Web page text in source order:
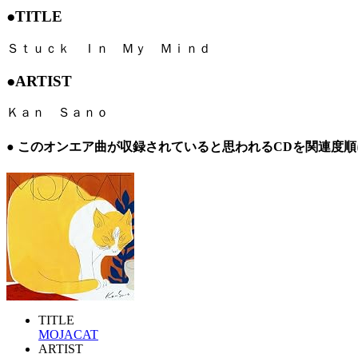
●TITLE
Ｓｔｕｃｋ Ｉｎ Ｍｙ Ｍｉｎｄ
●ARTIST
Ｋａｎ Ｓａｎｏ
● このオンエア曲が収録されていると思われるCDを関連度
TITLE
MOJACAT
ARTIST